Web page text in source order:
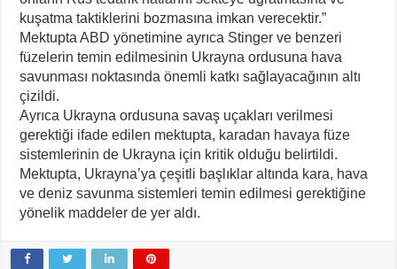
kuşatma taktiklerini bozmasına imkan verecektir.”
Mektupta ABD yönetimine ayrıca Stinger ve benzeri
füzelerin temin edilmesinin Ukrayna ordusuna hava
savunması noktasında önemli katkı sağlayacağının altı
çizildi.
Ayrıca Ukrayna ordusuna savaş uçakları verilmesi
gerektiği ifade edilen mektupta, karadan havaya füze
sistemlerinin de Ukrayna için kritik olduğu belirtildi.
Mektupta, Ukrayna’ya çeşitli başlıklar altında kara, hava
ve deniz savunma sistemleri temin edilmesi gerektiğine
yönelik maddeler de yer aldı.